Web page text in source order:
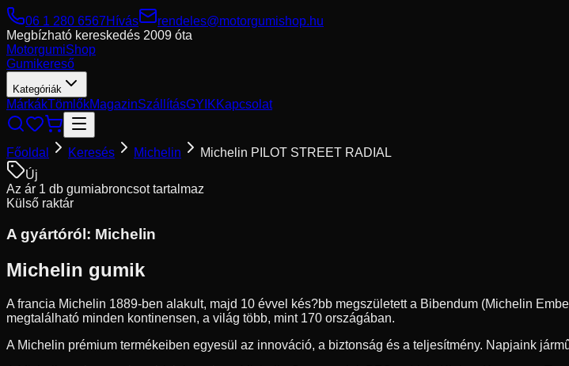
06 1 280 6567Hívás
rendeles@motorgumishop.hu
Megbízható kereskedés 2009 óta
MotorgumiShop
Gumikereső
Kategóriák
MárkákTömlőkMagazinSzállításGYIKKapcsolat
Főoldal Keresés Michelin
Michelin PILOT STREET RADIAL
Új
Az ár 1 db gumiabroncsot tartalmaz
Külső raktár
A gyártóról: Michelin
Michelin gumik
A francia Michelin 1889-ben alakult, majd 10 évvel kés?bb megszületett a Bibendum (Michelin
megtalálható minden kontinensen, a világ több, mint 170 országában.
A Michelin prémium termékeiben egyesül az innováció, a biztonság és a teljesítmény. Napjaink